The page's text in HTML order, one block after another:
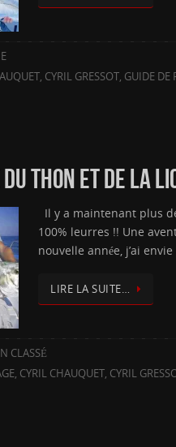
, CYRIL GRESSOT, GUIDE DE
THON ET DE LA
Il y a maintenant plus
100% leurres !! Une
nouvelle année, j’ai
LIRE LA SUITE…
CLASSÉ
, CYRIL CHAUQUET, CYRIL